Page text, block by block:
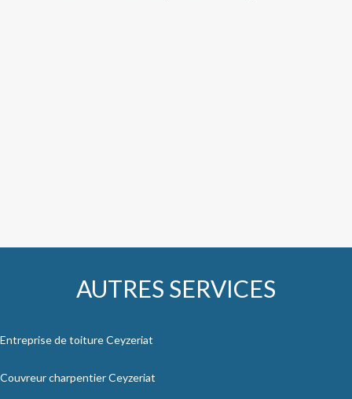
AUTRES SERVICES
Entreprise de toiture Ceyzeriat
Couvreur charpentier Ceyzeriat